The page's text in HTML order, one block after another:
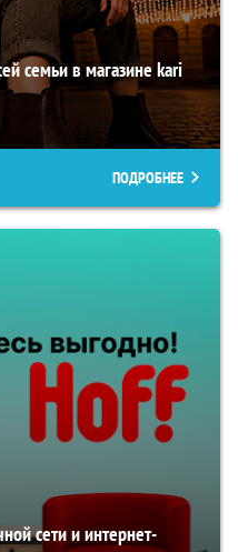
семьи в магазине kari
ПОДРОБНЕЕ
сети и интернет-